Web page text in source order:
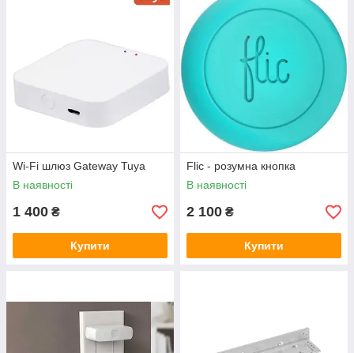
Wi-Fi шлюз Gateway Tuya
В наявності
1 400 ₴
Купити
Flic - розумна кнопка
В наявності
2 100 ₴
Купити